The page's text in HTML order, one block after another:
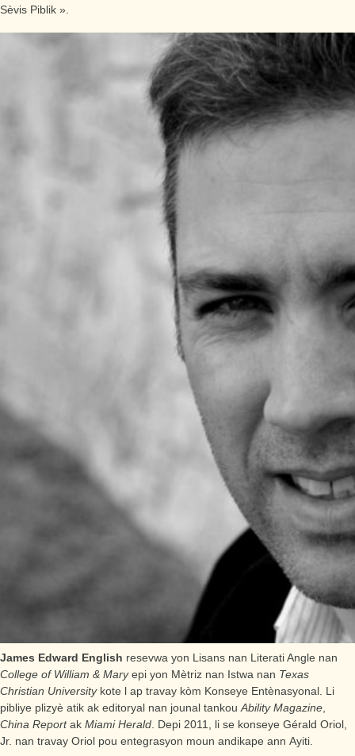
Sèvis Piblik ».
James Edward English resevwa yon Lisans nan Literati Angle nan
College of William & Maryepi yon Mètriz nan Istwa nan Texas
Christian Universitykote l ap travay kòm Konseye Entènasyonal. Li
pibliye plizyè atik ak editoryal nan jounal tankou Ability Magazine
China Reportak Miami Herald . Depi 2011, li se konseye Gérald Oriol,
Jr. nan travay Oriol pou entegrasyon moun andikape ann Ayiti.